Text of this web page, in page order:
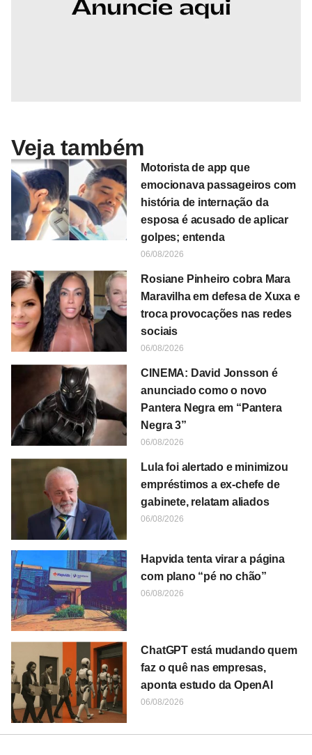
Veja também
Motorista de app que
emocionava passageiros com
história de internação da
esposa é acusado de aplicar
golpes; entenda
06/08/2026
Rosiane Pinheiro cobra Mara
Maravilha em defesa de Xuxa e
troca provocações nas redes
sociais
06/08/2026
CINEMA: David Jonsson é
anunciado como o novo
Pantera Negra em “Pantera
Negra 3”
06/08/2026
Lula foi alertado e minimizou
empréstimos a ex-chefe de
gabinete, relatam aliados
06/08/2026
Hapvida tenta virar a página
com plano “pé no chão”
06/08/2026
ChatGPT está mudando quem
faz o quê nas empresas,
aponta estudo da OpenAI
06/08/2026